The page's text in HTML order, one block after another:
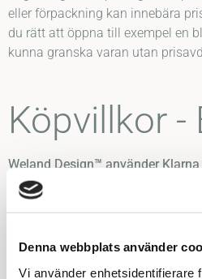
Denna webbplats använder
Vi använder enhetsidentifierare
eller förpackning kan innebära
du rätt att öppna till exempel en
kunna granska varan utan
Köpvillkor -
Weland Design™ använder
Genom Klarna kan du betala
delbetalning, kortbetalning eller
Vi samarbetar med Klarna och